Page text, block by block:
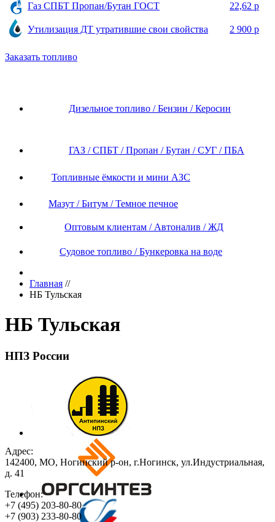
Газ СПБТ Пропан/Бутан ГОСТ 22,62 р
Утилизация ДТ утратившие свои свойства 2 900 р
Заказать топливо
Дизельное топливо / Бензин / Керосин
ГАЗ / СПБТ / Пропан / Бутан / СУГ / ПБА
Топливные ёмкости и мини АЗС
Мазут / Битум / Темное печное
Оптовым клиентам / Автоналив / ЖД
Судовое топливо / Бункеровка на воде
Главная //
НБ Тульская
НБ Тульская
НПЗ России
Адрес:
142400, МО, Ногинский р-он, г.Ногинск, ул.Индустриальная,
д. 41
Телефон:
+7 (495) 203-80-80
+7 (903) 233-80-80